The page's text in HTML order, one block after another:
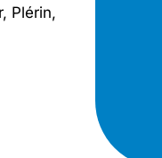
Plérin,